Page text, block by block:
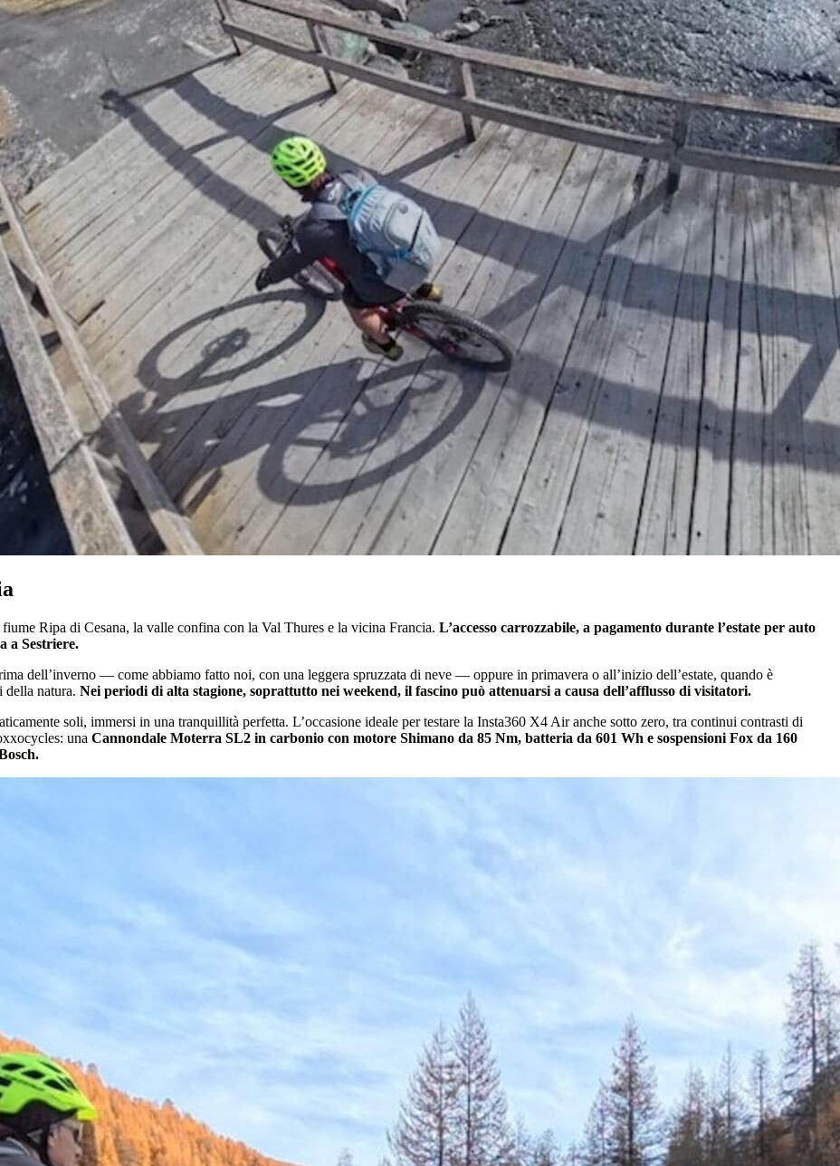
Ripa di Cesana, la valle confina con la Val Thures e la vicina Francia. L’accesso carrozzabile, a pagamento durante l’estate per auto
a Sestriere.
dell’inverno — come abbiamo fatto noi, con una leggera spruzzata di neve — oppure in primavera o all’inizio dell’estate, quando è
della natura. Nei periodi di alta stagione, soprattutto nei weekend, il fascino può attenuarsi a causa dell’afflusso di visitatori.
soli, immersi in una tranquillità perfetta. L’occasione ideale per testare la Insta360 X4 Air anche sotto zero, tra continui contrasti di
una Cannondale Moterra SL2 in carbonio con motore Shimano da 85 Nm, batteria da 601 Wh e sospensioni Fox da 160